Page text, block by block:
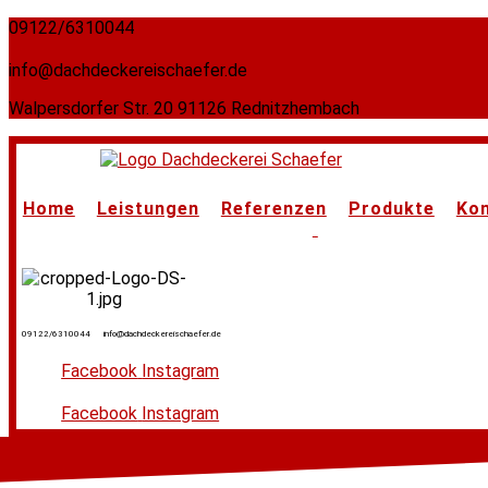
09122/6310044
info@dachdeckereischaefer.de
Walpersdorfer Str. 20 91126 Rednitzhembach
Home Leistungen Referenzen Produkte
09122/6310044 info@dachdeckereischaefer.de
Facebook Instagram
Facebook Instagram